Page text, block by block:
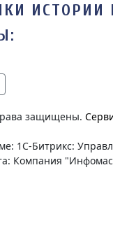
ИСТОРИИ
защищены.
1С-Битрикс:
Компания